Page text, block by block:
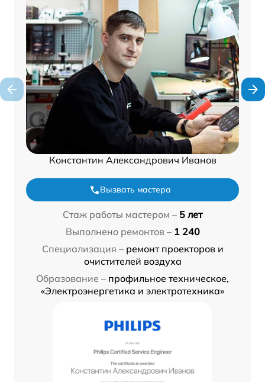
Константин Александрович Иванов
Вызвать мастера
Стаж работы мастером – 5 лет
Выполнено ремонтов – 1 240
Специализация – ремонт проекторов и
очистителей воздуха
Образование – профильное техническое,
«Электроэнергетика и электротехника»